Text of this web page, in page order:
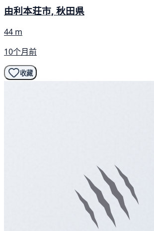
由利本荘市, 秋田県
44 m
10个月前
收藏